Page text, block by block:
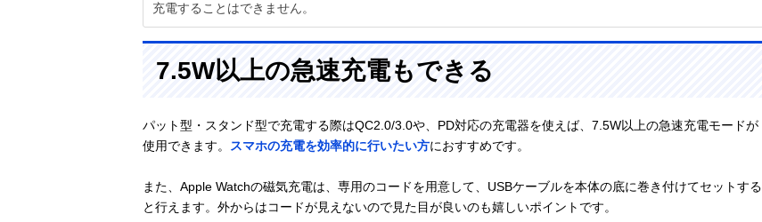
充電することはできません。
7.5W以上の急速充電もできる
パット型・スタンド型で充電する際はQC2.0/3.0や、PD対応の充電器を使えば、7.5W以上の急速充電モードが
使用できます。
スマホの充電を効率的に行いたい方におすすめです。
また、Apple Watchの磁気充電は、専用のコードを用意して、USBケーブルを本体の底に巻き付けてセットする
と行えます。外からはコードが見えないので見た目が良いのも嬉しいポイントです。